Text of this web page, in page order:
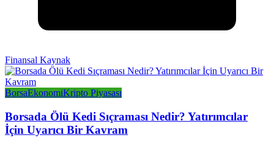
Finansal Kaynak
BorsaEkonomiKripto Piyasası
Borsada Ölü Kedi Sıçraması Nedir? Yatırımcılar
İçin Uyarıcı Bir Kavram